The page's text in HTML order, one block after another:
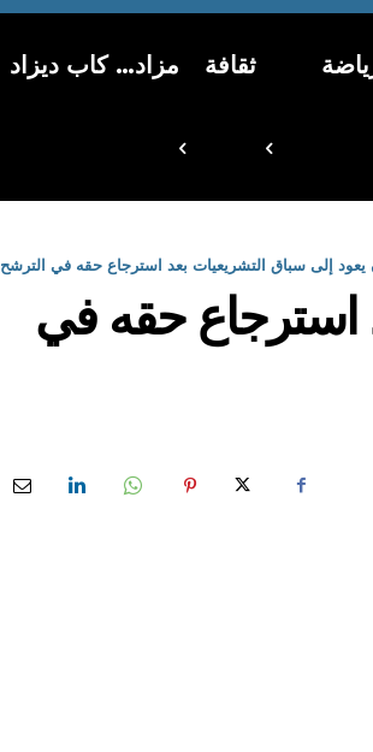
ثقافة مزاد… كاب ديزاد
يعود إلى سباق التشريعيات بعد استرجاع حقه في الترشح
استرجاع حقه في